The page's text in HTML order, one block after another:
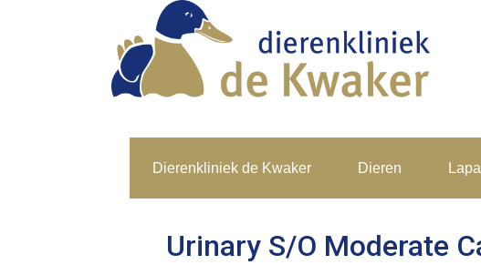
Dierenkliniek de Kwaker Dieren
Urinary S/O Moderate